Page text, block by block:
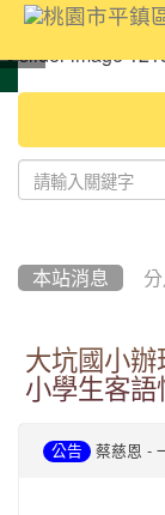
:::
本站消息
大坑國小辦
小學生客語
公告 蔡慈恩 -